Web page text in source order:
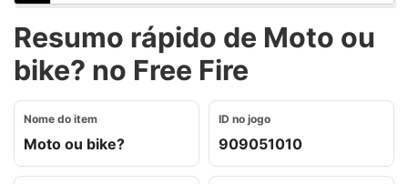
Resumo rápido de Moto ou
bike? no Free Fire
Nome do item
Moto ou bike?
ID no jogo
909051010